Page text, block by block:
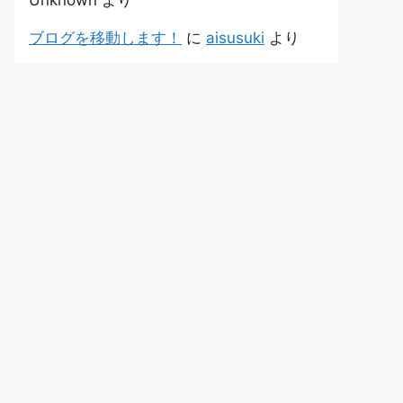
ブログを移動します！ に aisusuki より